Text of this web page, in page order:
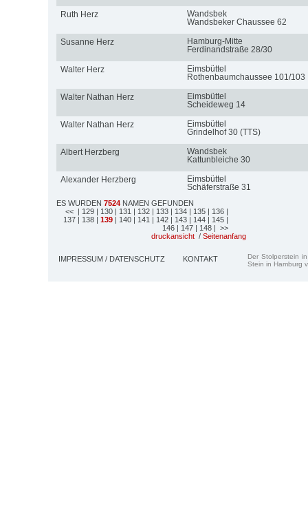
Ruth Herz
Wandsbek
Wandsbeker Chaussee 62
Susanne Herz
Hamburg-Mitte
Ferdinandstraße 28/30
Walter Herz
Eimsbüttel
Rothenbaumchaussee 101/103
Walter Nathan Herz
Eimsbüttel
Scheideweg 14
Walter Nathan Herz
Eimsbüttel
Grindelhof 30 (TTS)
Albert Herzberg
Wandsbek
Kattunbleiche 30
Alexander Herzberg
Eimsbüttel
Schäferstraße 31
ES WURDEN 7524 NAMEN GEFUNDEN
<< | 129 | 130 | 131 | 132 | 133 | 134 | 135 | 136 |
137 | 138 | 139 | 140 | 141 | 142 | 143 | 144 | 145 |
146 | 147 | 148 | >>
druckansicht / Seitenanfang
IMPRESSUM / DATENSCHUTZ KONTAKT
Der Stolperstein
Stein in Hamburg